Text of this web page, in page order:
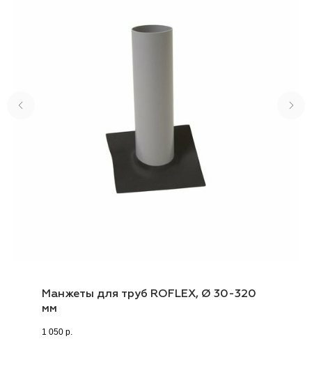
Манжеты для труб ROFLEX, Ø 30-320
мм
1 050 р.